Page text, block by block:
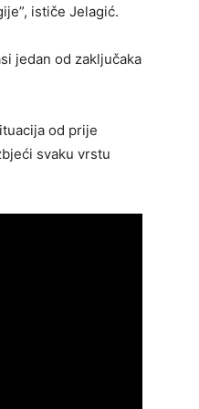
ističe Jelagić.
jedan od zaključaka
od prije
svaku vrstu